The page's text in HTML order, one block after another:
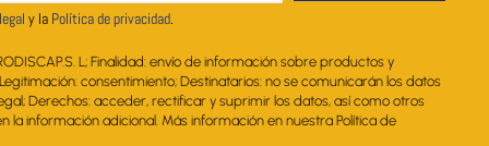
y la Política de privacidad.
L; Finalidad: envío de información sobre productos y
consentimiento; Destinatarios: no se comunicarán los datos
Derechos: acceder, rectificar y suprimir los datos, así como otros
la información adicional. Más información en nuestra Política de